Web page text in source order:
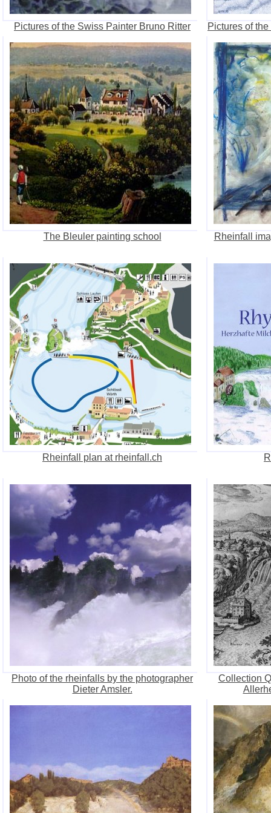
Pictures of the Swiss Painter Bruno Ritter Pictures of
The Bleuler painting school Rheinfall
Rheinfall plan at rheinfall.ch
Photo of the rheinfalls by the photographer
Dieter Amsler.
Collection